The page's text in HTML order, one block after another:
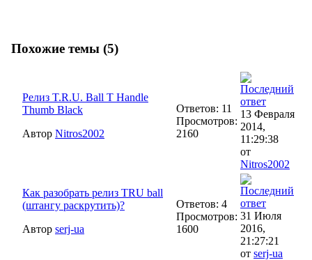
Похожие темы (5)
Релиз T.R.U. Ball T Handle
Thumb Black
Автор Nitros2002
Ответов: 11
Просмотров:
2160
13 Февраля
2014,
11:29:38
от
Nitros2002
Как разобрать релиз TRU ball
(штангу раскрутить)?
Автор serj-ua
Ответов: 4
Просмотров:
1600
31 Июля
2016,
21:27:21
от serj-ua